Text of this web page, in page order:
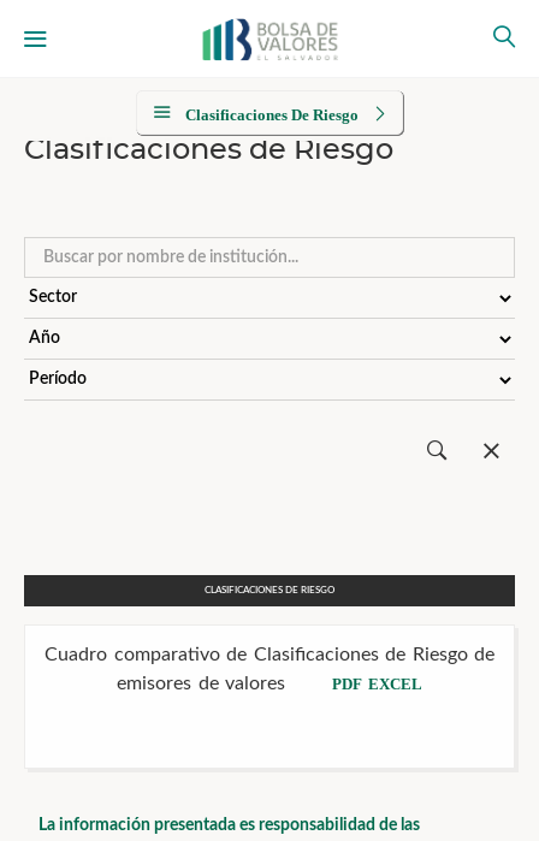
Clasificaciones De Riesgo
Clasificaciones de Riesgo
CLASIFICACIONES DE RIESGO
Cuadro comparativo de Clasificaciones de Riesgo de
emisores de valores PDF EXCEL
La información presentada es responsabilidad de las